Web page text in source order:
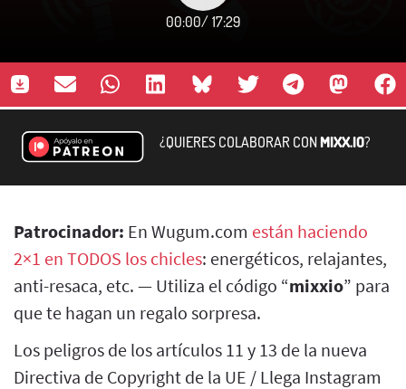
00:00/ 17:29
¿QUIERES COLABORAR CONMIXX.IO?
Patrocinador: En Wugum.com están haciendo
2×1 en TODOS los chicles: energéticos, relajantes,
anti-resaca, etc. — Utiliza el código “mixxio” para
que te hagan un regalo sorpresa.
Los peligros de los artículos 11 y 13 de la nueva
Directiva de Copyright de la UE / Llega Instagram